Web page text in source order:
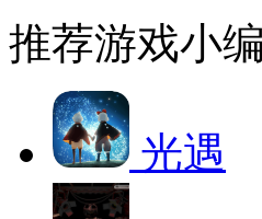
推荐游戏小
光遇